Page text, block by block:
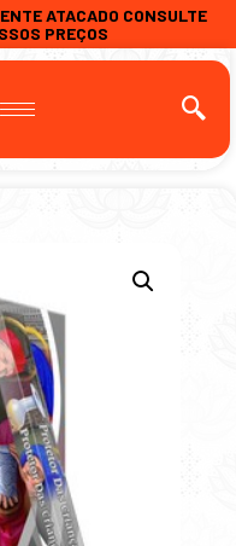
ATACADO CONSULTE
PREÇOS